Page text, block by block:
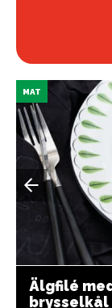
MAT
Älgfilé
brysselkål